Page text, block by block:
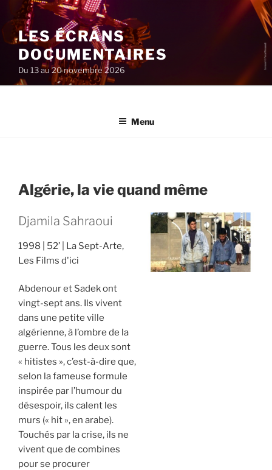
au
contenu
principal
LES ÉCRANS
DOCUMENTAIRES
Du 13 au 20 novembre 2026
Menu
Algérie, la vie quand même
Djamila Sahraoui
1998 52’
La Sept-Arte,
Les Films d'ici
Abdenour et Sadek ont
vingt-sept ans. Ils vivent
dans une petite ville
algérienne, à l’ombre de la
guerre. Tous les deux sont
« hitistes », c’est-à-dire que,
selon la fameuse formule
inspirée par l’humour du
désespoir, ils calent les
murs (« hit », en arabe).
Touchés par la crise, ils ne
vivent que de combines
pour se procurer